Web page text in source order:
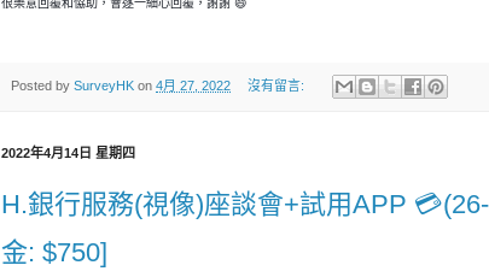
很樂意回覆和恊助，會逐一細心回覆，謝謝 😄
Posted by SurveyHK on 4月 27, 2022 沒有留言:
2022年4月14日 星期四
H.銀行服務(視像)座談會+試用APP
金: $750]